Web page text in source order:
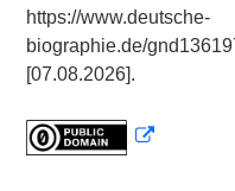
https://www.deutsche-
biographie.de/
[07.08.2026].